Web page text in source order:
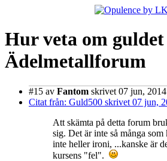
Hur veta om
Ädelmetallforum
#15 av Fantom skrivet 07 jun,
Citat från: Guld500 skrivet 07 jun,
Att skämta på detta forum
sig. Det är inte så många
inte heller ironi, ...kanske är
kursens "fel".